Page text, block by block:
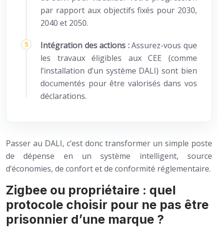
par rapport aux objectifs fixés pour 2030,
2040 et 2050.
Intégration des actions :Assurez-vous que
les travaux éligibles aux CEE (comme
l’installation d’un système DALI) sont bien
documentés pour être valorisés dans vos
déclarations.
Passer au DALI, c’est donc transformer un simple poste
de dépense en un système intelligent, source
d’économies, de confort et de conformité réglementaire.
Zigbee ou propriétaire : quel
protocole choisir pour ne pas être
prisonnier d’une marque ?